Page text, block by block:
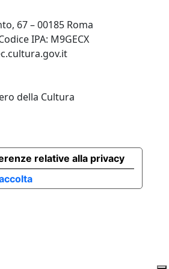
67 – 00185 Roma
IPA: M9GECX
della Cultura
relative alla privacy